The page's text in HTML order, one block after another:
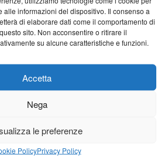
alle informazioni del dispositivo. Il consenso a
di elaborare dati come il comportamento di
sito. Non acconsentire o ritirare il
su alcune caratteristiche e funzioni.
Accetta
Nega
le preferenze
PolicyPrivacy Policy